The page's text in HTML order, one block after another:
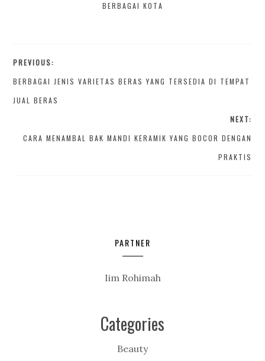
BERBAGAI KOTA
PREVIOUS:
BERBAGAI JENIS VARIETAS BERAS YANG TERSEDIA DI TEMPAT
JUAL BERAS
NEXT:
CARA MENAMBAL BAK MANDI KERAMIK YANG BOCOR DENGAN
PRAKTIS
PARTNER
Iim Rohimah
Categories
Beauty